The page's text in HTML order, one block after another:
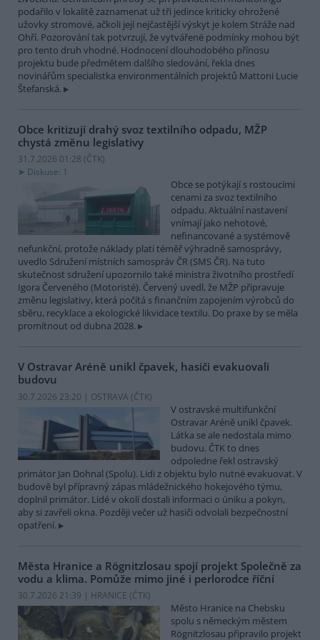
podařilo v lokalitě zaznamenat už tři jedince kriticky ohrožené
užovky stromové, ačkoli její nejčastější výskyt je kolem Stráže nad
Ohří. Pozorování tak potvrzují, že vytvářené podmínky mohou být
pro tento druh vhodné. Hodnocení dlouhodobého přínosu
projektu bude předmětem dalšího sledování, řekla dnes
novinářům specialistka environmentálních projektů Mattoni Lucie
Štefanská.
Obce kritizují drahý svoz textilního odpadu, MŽP
chystá změnu legislativy
31.7.2026 01:28 (ČTK)
Diskuse: 1
Obce se potýkají s rostoucími
cenami za svoz textilního
odpadu. Aktuální nastavení
vnímají jako nehotové,
nefinancované a systémově
nefunkční, protože náklady platí téměř výhradně samosprávy,
uvedlo Sdružení místních samospráv ČR (SMS ČR). Na tuto
skutečnost sdružení upozornilo také ministra životního prostředí
Igora Červeného (Motoristé). Červený uvedl, že MŽP připravuje
změnu legislativy, která počítá s finančním zapojením výrobců do
sběru, recyklace a ekologické likvidace textilu. Do praxe by se měla
promítnout od dubna 2028.
V Ostravar Aréně unikl čpavek, hasiči evakuovali
budovu
30.7.2026 23:20 | OSTRAVA (ČTK)
V ostravské multifunkční
Ostravar Aréně unikl čpavek.
Látka se ale nedostala mimo
budovu. ČTK to dnes
odpoledne řekl ostravský
primátor Jan Dohnal (Spolu). Lidi z objektu bylo nutné evakuovat. V
budově byl přípravný zápas mládežnického hokejového týmu,
doplnil primátor. Lidé v okolí dostali informaci o úniku a pokyn,
aby si zavřeli okna. Později večer už hasiči odvolali bezpečnostní
opatření.
Města Hranice a Rögnitzlosau spojí projekt Společně za
vodu a klima. Pomůže mimo jiné i perlorodce říční
30.7.2026 21:39 | HRANICE (ČTK)
Město Hranice na Chebsku
spolu s německým městem
Rögnitzlosau připravilo projekt